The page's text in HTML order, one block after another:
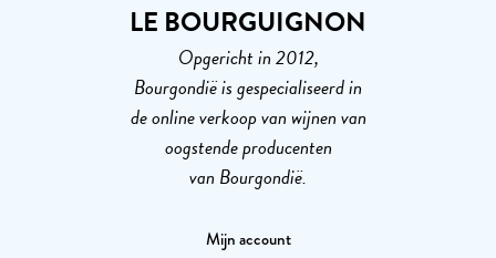
LE BOURGUIGNON
Opgericht in 2012,
Bourgondië is gespecialiseerd in
de online verkoop van wijnen van
oogstende producenten
van Bourgondië.
Mijn account